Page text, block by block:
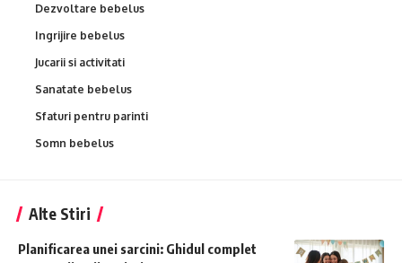
Dezvoltare bebelus
Ingrijire bebelus
Jucarii si activitati
Sanatate bebelus
Sfaturi pentru parinti
Somn bebelus
Alte Stiri
Planificarea unei sarcini: Ghidul complet